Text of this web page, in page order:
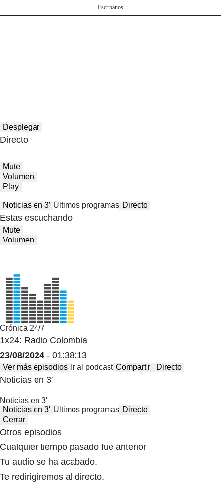
Escríbanos
Desplegar
Directo
Mute
Volumen
Play
Noticias en 3′ Últimos programas Directo
Estas escuchando
Mute
Volumen
Crónica 24/7
1x24: Radio Colombia
23/08/2024 - 01:38:13
Ver más episodios Ir al podcast Compartir Directo
Noticias en 3′
Noticias en 3′
Noticias en 3′ Últimos programas Directo
Cerrar
Otros episodios
Cualquier tiempo pasado fue anterior
Tu audio se ha acabado.
Te redirigiremos al directo.